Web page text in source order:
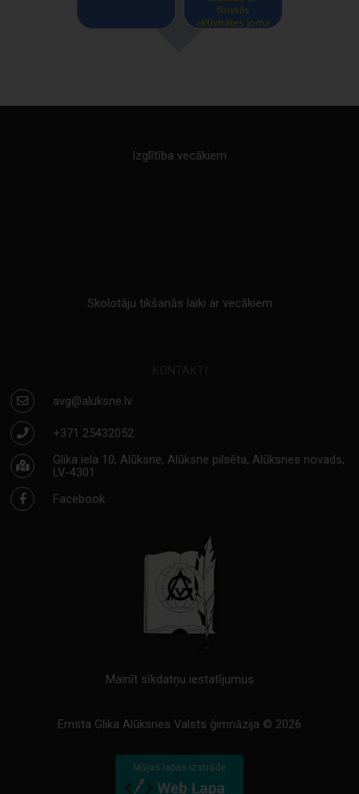
Izglītība vecākiem
Skolotāju tikšanās laiki ar vecākiem
avg@aluksne.lv
+371 25432052
Glika iela 10, Alūksne, Alūksne pilsēta, Alūksnes novads,
LV-4301
Facebook
Mainīt sīkdatņu iestatījumus
Ernsta Glika Alūksnes Valsts ģimnāzija © 2026
Mājas lapas izstrāde